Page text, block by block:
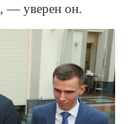
— уверен он.